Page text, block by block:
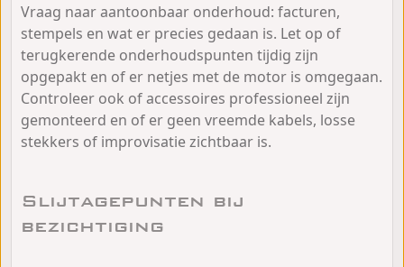
Vraag naar aantoonbaar onderhoud: facturen,
stempels en wat er precies gedaan is. Let op of
terugkerende onderhoudspunten tijdig zijn
opgepakt en of er netjes met de motor is omgegaan.
Controleer ook of accessoires professioneel zijn
gemonteerd en of er geen vreemde kabels, losse
stekkers of improvisatie zichtbaar is.
Slijtagepunten bij
bezichtiging